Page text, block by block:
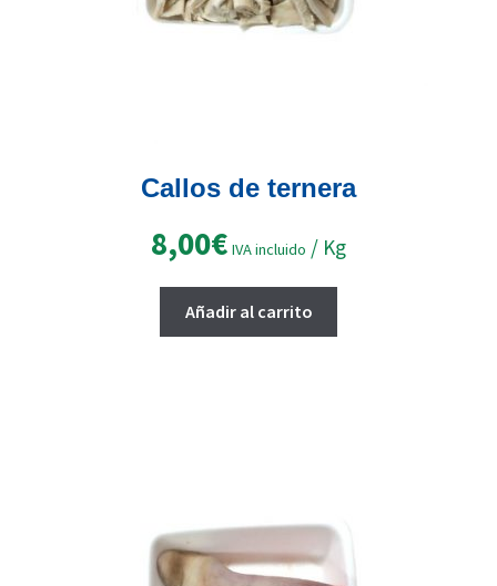
Callos de ternera
8,00€ IVA incluido / Kg
Añadir al carrito